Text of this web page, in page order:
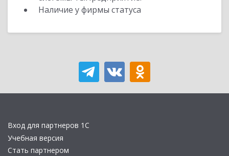
Наличие у фирмы статуса
Вход для партнеров 1С
Учебная версия
Стать партнером